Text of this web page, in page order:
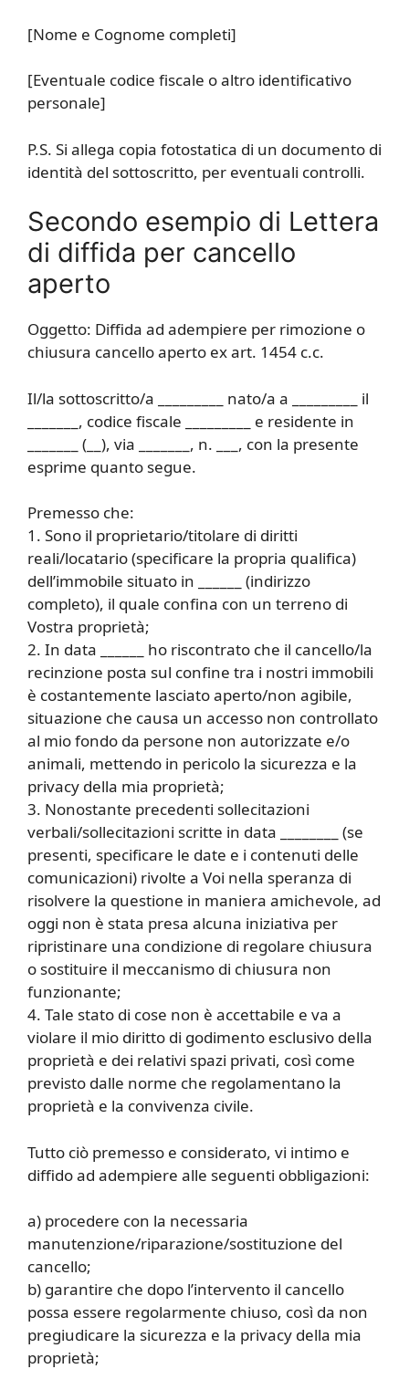
[Nome e Cognome completi]
[Eventuale codice fiscale o altro identificativo
personale]
P.S. Si allega copia fotostatica di un documento di
identità del sottoscritto, per eventuali controlli.
Secondo esempio di Lettera
di diffida per cancello
aperto
Oggetto: Diffida ad adempiere per rimozione o
chiusura cancello aperto ex art. 1454 c.c.
Il/la sottoscritto/a _________ nato/a a _________ il
_______, codice fiscale _________ e residente in
_______ (__), via _______, n. ___, con la presente
esprime quanto segue.
Premesso che:
1. Sono il proprietario/titolare di diritti
reali/locatario (specificare la propria qualifica)
dell’immobile situato in ______ (indirizzo
completo), il quale confina con un terreno di
Vostra proprietà;
2. In data ______ ho riscontrato che il cancello/la
recinzione posta sul confine tra i nostri immobili
è costantemente lasciato aperto/non agibile,
situazione che causa un accesso non controllato
al mio fondo da persone non autorizzate e/o
animali, mettendo in pericolo la sicurezza e la
privacy della mia proprietà;
3. Nonostante precedenti sollecitazioni
verbali/sollecitazioni scritte in data ________ (se
presenti, specificare le date e i contenuti delle
comunicazioni) rivolte a Voi nella speranza di
risolvere la questione in maniera amichevole, ad
oggi non è stata presa alcuna iniziativa per
ripristinare una condizione di regolare chiusura
o sostituire il meccanismo di chiusura non
funzionante;
4. Tale stato di cose non è accettabile e va a
violare il mio diritto di godimento esclusivo della
proprietà e dei relativi spazi privati, così come
previsto dalle norme che regolamentano la
proprietà e la convivenza civile.
Tutto ciò premesso e considerato, vi intimo e
diffido ad adempiere alle seguenti obbligazioni:
a) procedere con la necessaria
manutenzione/riparazione/sostituzione del
cancello;
b) garantire che dopo l’intervento il cancello
possa essere regolarmente chiuso, così da non
pregiudicare la sicurezza e la privacy della mia
proprietà;